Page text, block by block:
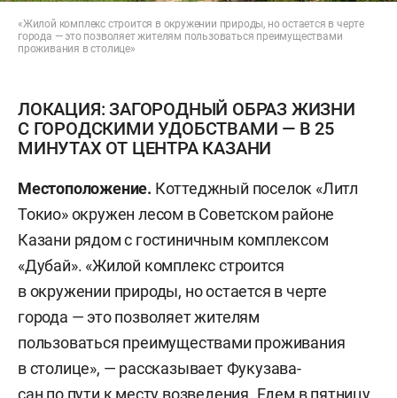
«Жилой комплекс строится в окружении природы, но остается в черте
города — это позволяет жителям пользоваться преимуществами
проживания в столице»
ЛОКАЦИЯ: ЗАГОРОДНЫЙ ОБРАЗ ЖИЗНИ
С ГОРОДСКИМИ УДОБСТВАМИ — В 25
МИНУТАХ ОТ ЦЕНТРА КАЗАНИ
Местоположение. Коттеджный поселок «Литл
Токио» окружен лесом в Советском районе
Казани рядом с гостиничным комплексом
«Дубай». «Жилой комплекс строится
в окружении природы, но остается в черте
города — это позволяет жителям
пользоваться преимуществами проживания
в столице», — рассказывает Фукузава-
сан по пути к месту возведения. Едем в пятницу